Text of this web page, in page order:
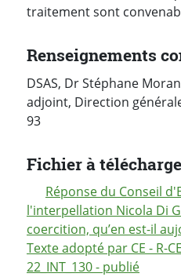
traitement sont
Renseignements
DSAS, Dr Stéphane
adjoint, Direction
93
Fichier à
Réponse du Conseil
l'interpellation Nicola Di
coercition, qu’en est-il
Texte adopté par CE - R-
22_INT_130 - publié